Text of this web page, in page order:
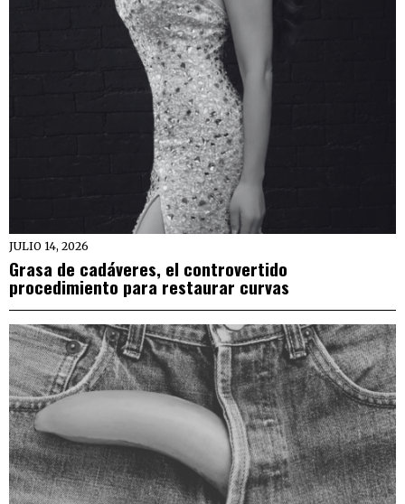
JULIO 14, 2026
Grasa de cadáveres, el controvertido
procedimiento para restaurar curvas